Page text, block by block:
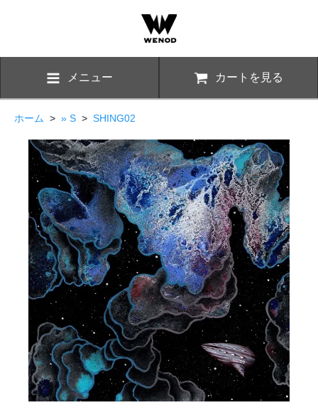
メニュー カートを見る
ホーム > » S > SHING02